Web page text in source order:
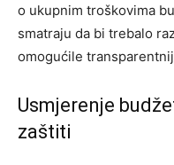
o ukupnim troškovima
smatraju da bi trebalo
omogućile
Usmjerenje
zaštiti